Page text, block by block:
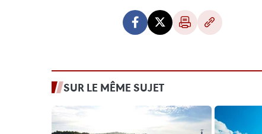
SUR LE MÊME SUJET